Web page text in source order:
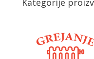
Kategorije